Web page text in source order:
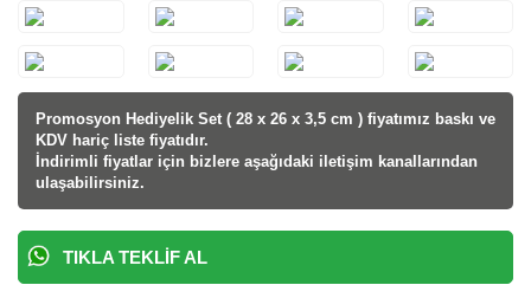
Promosyon Hediyelik Set ( 28 x 26 x 3,5 cm ) fiyatımız baskı ve
KDV hariç liste fiyatıdır.
İndirimli fiyatlar için bizlere aşağıdaki iletişim kanallarından
ulaşabilirsiniz.
TIKLA TEKLIF AL